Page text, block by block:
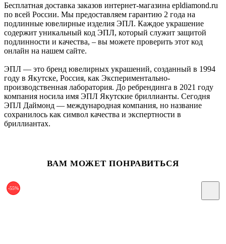
Бесплатная доставка заказов интернет-магазина epldiamond.ru
по всей России. Мы предоставляем гарантию 2 года на
подлинные ювелирные изделия ЭПЛ. Каждое украшение
содержит уникальный код ЭПЛ, который служит защитой
подлинности и качества, – вы можете проверить этот код
онлайн на нашем сайте.
ЭПЛ — это бренд ювелирных украшений, созданный в 1994
году в Якутске, Россия, как Экспериментально-
производственная лаборатория. До ребрендинга в 2021 году
компания носила имя ЭПЛ Якутские бриллианты. Сегодня
ЭПЛ Даймонд — международная компания, но название
сохранилось как символ качества и экспертности в
бриллиантах.
ВАМ МОЖЕТ ПОНРАВИТЬСЯ
-55%